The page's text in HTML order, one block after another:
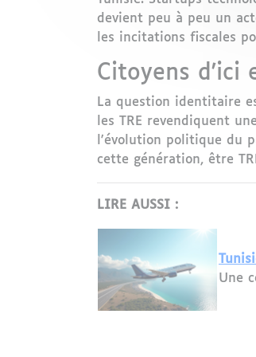
devient peu à peu un
les incitations fiscales
Citoyens d'ici
La question identitaire
les TRE revendiquent
l'évolution politique du
cette génération, être
LIRE AUSSI :
Une